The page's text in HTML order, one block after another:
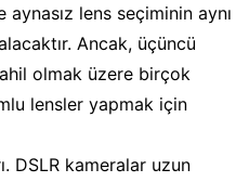
lens seçiminin aynı
Ancak, üçüncü
olmak üzere birçok
lensler yapmak için
DSLR kameralar uzun